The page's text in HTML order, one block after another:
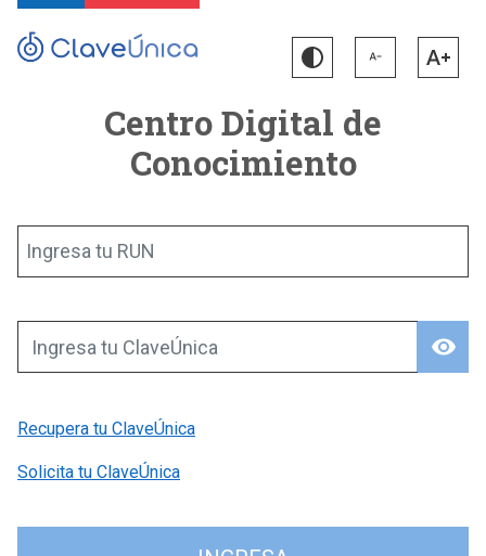
Centro Digital de
Conocimiento
Ingresa tu RUN
visibility
Ingresa tu ClaveÚnica
Recupera tu ClaveÚnica
Solicita tu ClaveÚnica